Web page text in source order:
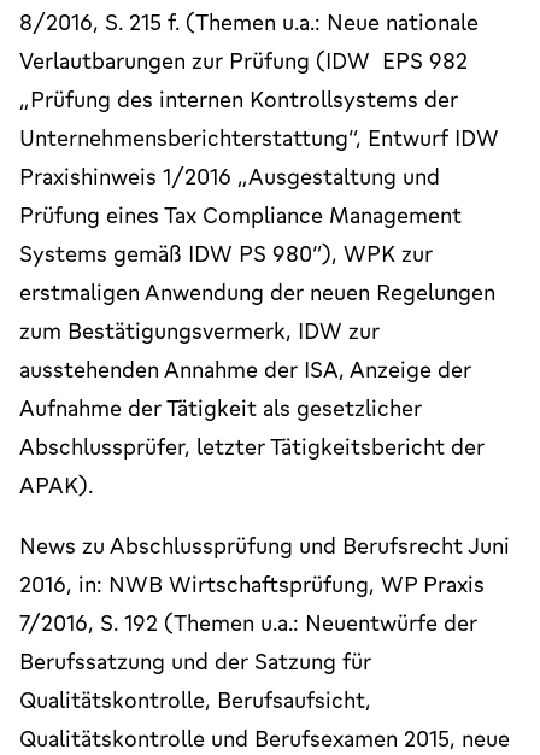
8/2016, S. 215 f. (Themen u.a.: Neue nationale
Verlautbarungen zur Prüfung (IDW EPS 982
„Prüfung des internen Kontrollsystems der
Unternehmensberichterstattung“, Entwurf IDW
Praxishinweis 1/2016 „Ausgestaltung und
Prüfung eines Tax Compliance Management
Systems gemäß IDW PS 980“), WPK zur
erstmaligen Anwendung der neuen Regelungen
zum Bestätigungsvermerk, IDW zur
ausstehenden Annahme der ISA, Anzeige der
Aufnahme der Tätigkeit als gesetzlicher
Abschlussprüfer, letzter Tätigkeitsbericht der
APAK).
News zu Abschlussprüfung und Berufsrecht Juni
2016, in: NWB Wirtschaftsprüfung, WP Praxis
7/2016, S. 192 (Themen u.a.: Neuentwürfe der
Berufssatzung und der Satzung für
Qualitätskontrolle, Berufsaufsicht,
Qualitätskontrolle und Berufsexamen 2015, neue